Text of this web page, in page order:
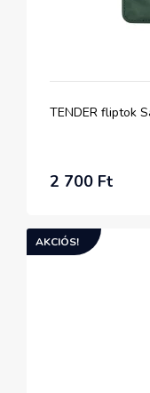
TENDER fliptok
2 700 Ft
AKCIÓS!